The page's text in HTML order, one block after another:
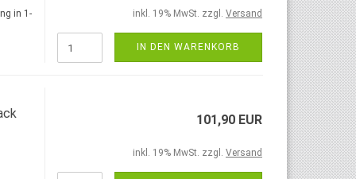
in 1- inkl. 19% MwSt. zzgl. Versand
IN DEN WARENKORB
101,90 EUR
inkl. 19% MwSt. zzgl. Versand